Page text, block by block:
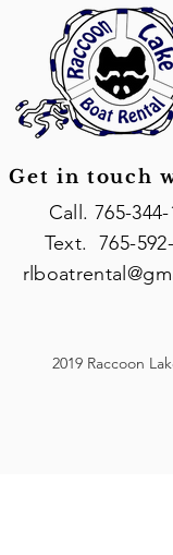
Call. 765-344-
Text. 765-
Get in touch
2019 Raccoon